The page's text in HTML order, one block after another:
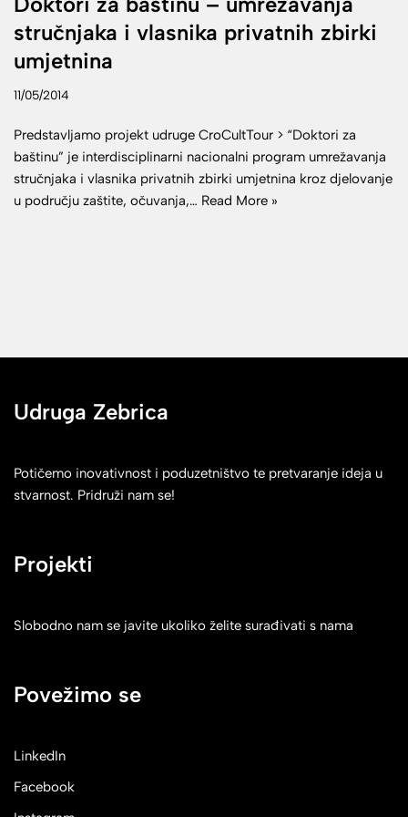
stručnjaka i vlasnika privatnih zbirki
umjetnina
11/05/2014
Predstavljamo projekt udruge CroCultTour > “Doktori za
baštinu” je interdisciplinarni nacionalni program umrežavanja
stručnjaka i vlasnika privatnih zbirki umjetnina kroz djelovanje
u području zaštite, očuvanja,… Read More »
Udruga Zebrica
Potičemo inovativnost i poduzetništvo te pretvaranje ideja u
stvarnost. Pridruži nam se!
Projekti
Slobodno nam se javite ukoliko želite surađivati s nama
Povežimo se
LinkedIn
Facebook